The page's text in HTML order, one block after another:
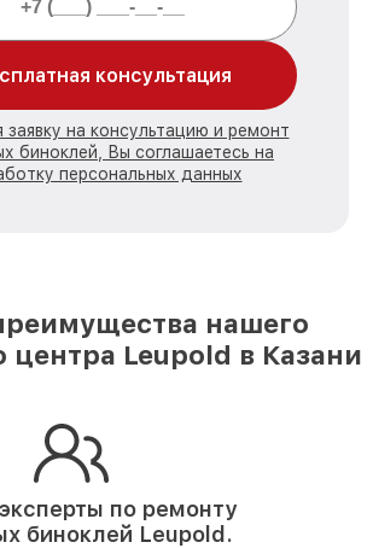
консультация
заявку на консультацию и ремонт
биноклей, Вы соглашаетесь на
персональных данных
нашего
центра Leupold в Казани
по ремонту
биноклей Leupold.